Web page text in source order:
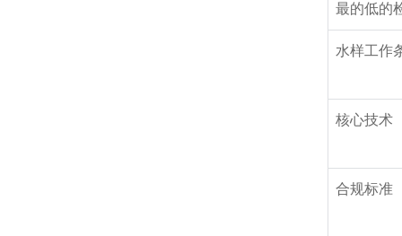
最的低的
水样工作
核心技术
合规标准